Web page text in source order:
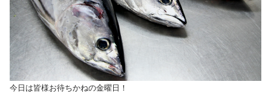
今日は皆様お待ちかねの金曜日！